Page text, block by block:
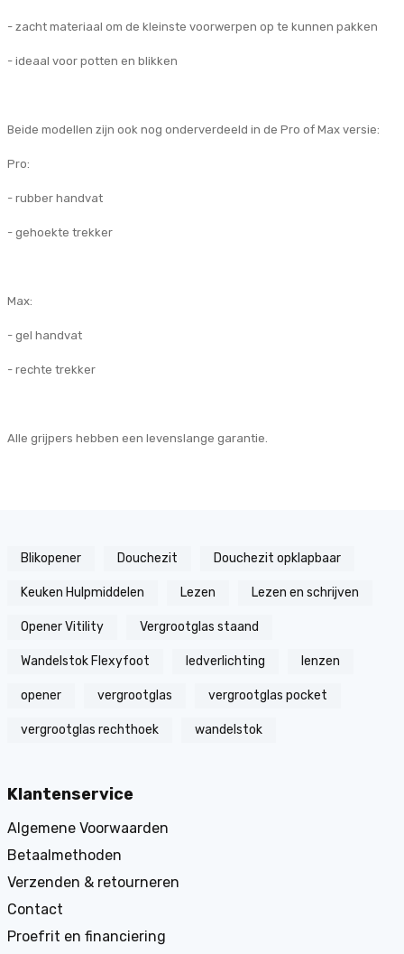
- zacht materiaal om de kleinste voorwerpen op te kunnen pakken
- ideaal voor potten en blikken
Beide modellen zijn ook nog onderverdeeld in de Pro of Max versie:
Pro:
- rubber handvat
- gehoekte trekker
Max:
- gel handvat
- rechte trekker
Alle grijpers hebben een levenslange garantie.
Blikopener Douchezit Douchezit opklapbaar
Keuken Hulpmiddelen Lezen Lezen en schrijven
Opener Vitility Vergrootglas staand
Wandelstok Flexyfoot ledverlichting lenzen
opener vergrootglas vergrootglas pocket
vergrootglas rechthoek wandelstok
Klantenservice
Algemene Voorwaarden
Betaalmethoden
Verzenden & retourneren
Contact
Proefrit en financiering